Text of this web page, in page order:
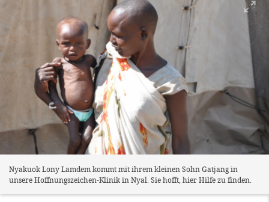
Nyakuok Lony Lamdem kommt mit ihrem kleinen Sohn Gatjang in
unsere Hoffnungszeichen-Klinik in Nyal. Sie hofft, hier Hilfe zu finden.